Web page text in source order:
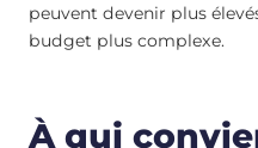
peuvent devenir plus
budget plus complexe.
À qui